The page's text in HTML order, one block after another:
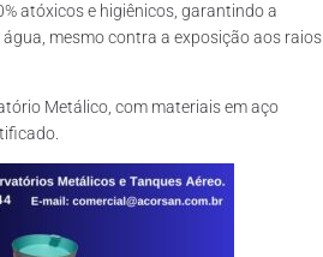
atóxicos e higiênicos, garantindo a
mesmo contra a exposição aos raios
Metálico, com materiais em aço